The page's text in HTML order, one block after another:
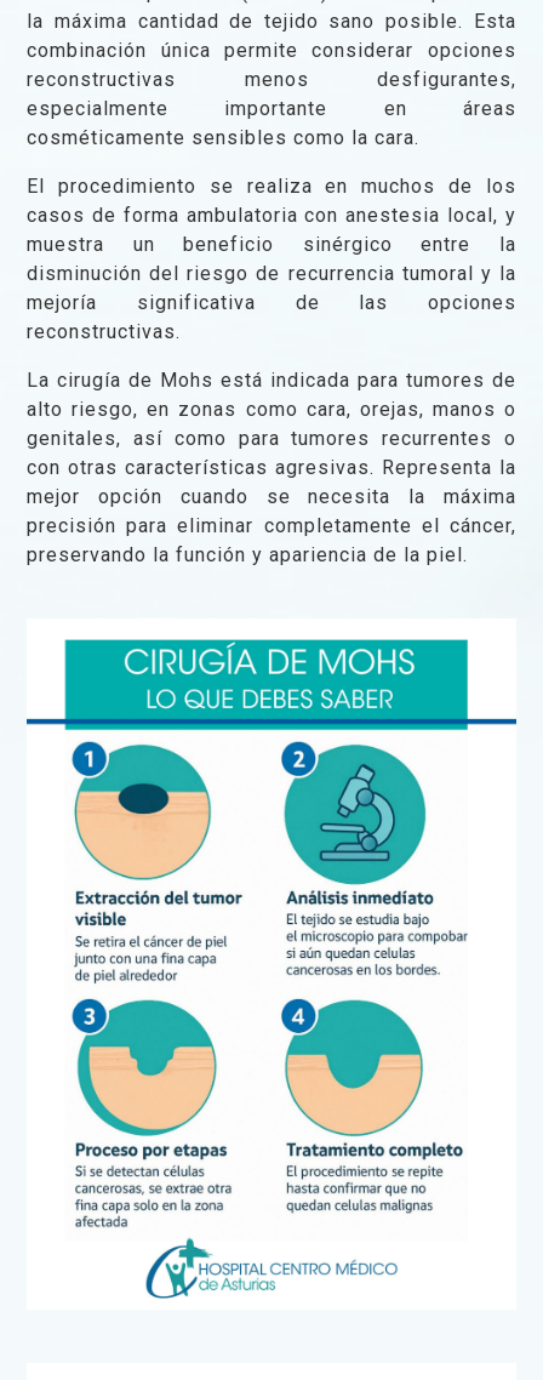
la máxima cantidad de tejido sano posible. Esta
combinación única permite considerar opciones
reconstructivas menos desfigurantes,
especialmente importante en áreas
cosméticamente sensibles como la cara.
El procedimiento se realiza en muchos de los
casos de forma ambulatoria con anestesia local, y
muestra un beneficio sinérgico entre la
disminución del riesgo de recurrencia tumoral y la
mejoría significativa de las opciones
reconstructivas.
La cirugía de Mohs está indicada para tumores de
alto riesgo, en zonas como cara, orejas, manos o
genitales, así como para tumores recurrentes o
con otras características agresivas. Representa la
mejor opción cuando se necesita la máxima
precisión para eliminar completamente el cáncer,
preservando la función y apariencia de la piel.